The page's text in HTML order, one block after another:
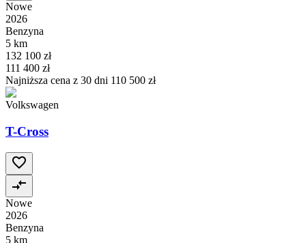
Nowe
2026
Benzyna
5 km
132 100 zł
111 400 zł
Najniższa cena z 30 dni 110 500 zł
Volkswagen
T-Cross
Nowe
2026
Benzyna
5 km